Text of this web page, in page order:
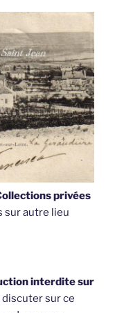
privées
sur autre lieu
interdite sur
discuter sur ce